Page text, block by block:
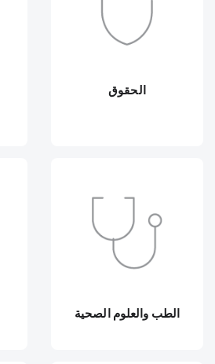
الحقوق
الطب والعلوم الصحية